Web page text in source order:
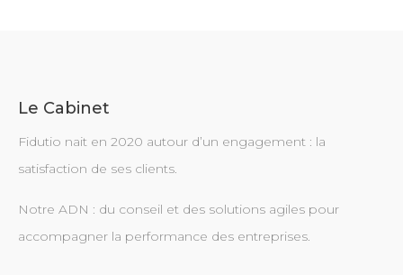
Le Cabinet
Fidutio nait en 2020 autour d’un engagement : la
satisfaction de ses clients.
Notre ADN : du conseil et des solutions agiles pour
accompagner la performance des entreprises.